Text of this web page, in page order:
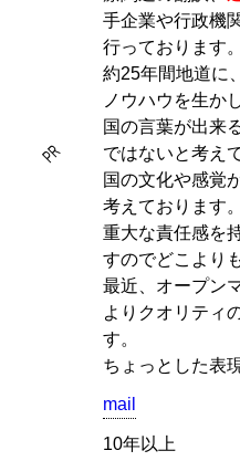
PR
手企業や行政機
行っております。
約25年間地道に
ノウハウを生か
国の言葉が出来
ではないと考え
国の文化や感覚
考えております。
重大な責任感を
すのでどこより
最近、オープン
よりクオリティ
す。
ちょっとした表
mail
10年以上